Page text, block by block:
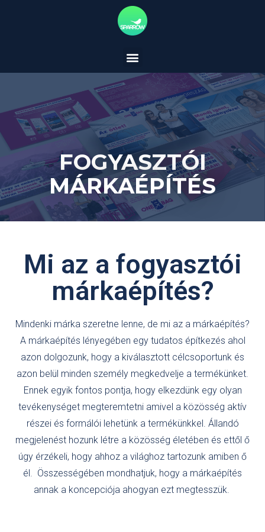
FOGYASZTÓI
MÁRKAÉPÍTÉS
Mi az a fogyasztói
márkaépítés?
Mindenki márka szeretne lenne, de mi az a márkaépítés?
A márkaépítés lényegében egy tudatos építkezés ahol
azon dolgozunk, hogy a kiválasztott célcsoportunk és
azon belül minden személy megkedvelje a termékünket.
Ennek egyik fontos pontja, hogy elkezdünk egy olyan
tevékenységet megteremtetni amivel a közösség aktív
részei és formálói lehetünk a termékünkkel. Állandó
megjelenést hozunk létre a közösség életében és ettől ő
úgy érzékeli, hogy ahhoz a világhoz tartozunk amiben ő
él. Összességében mondhatjuk, hogy a márkaépítés
annak a koncepciója ahogyan ezt megtesszük.